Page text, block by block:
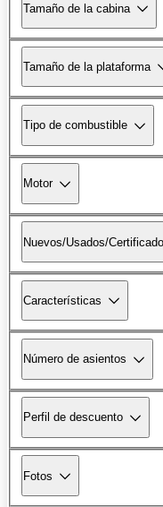
Tamaño de la cabina
Tamaño de la plataforma
Tipo de combustible
Motor
Nuevos/Usados/
Características
Número de asientos
Perfil de descuento
Fotos